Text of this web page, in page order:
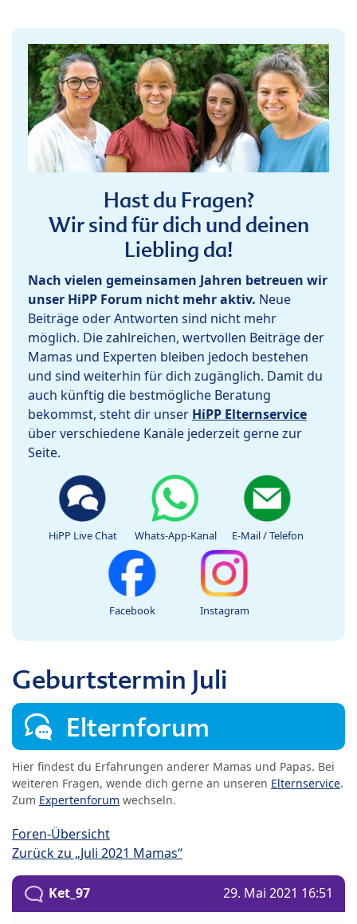
Hast du Fragen?
Wir sind für dich und deinen
Liebling da!
Nach vielen gemeinsamen Jahren betreuen wir
unser HiPP Forum nicht mehr aktiv. Neue
Beiträge oder Antworten sind nicht mehr
möglich. Die zahlreichen, wertvollen Beiträge der
Mamas und Experten bleiben jedoch bestehen
und sind weiterhin für dich zugänglich. Damit du
auch künftig die bestmögliche Beratung
bekommst, steht dir unser HiPP Elternservice
über verschiedene Kanäle jederzeit gerne zur
Seite.
HiPP Live Chat Whats-App-Kanal E-Mail / Telefon
Facebook Instagram
Geburtstermin Juli
Elternforum
Hier findest du Erfahrungen anderer Mamas und Papas. Bei
weiteren Fragen, wende dich gerne an unseren Elternservice.
Zum Expertenforum wechseln.
Foren-Übersicht
Zurück zu „Juli 2021 Mamas“
Ket_97 29. Mai 2021 16:51